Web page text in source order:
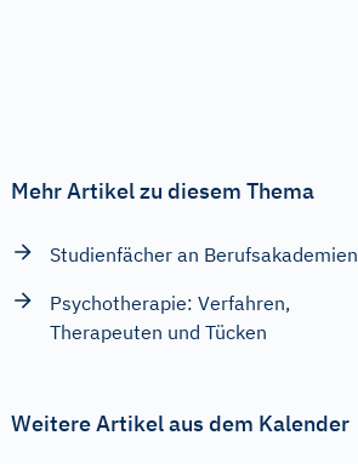
Mehr Artikel zu diesem Thema
Studienfächer an Berufsakademien
Psychotherapie: Verfahren,
Therapeuten und Tücken
Weitere Artikel aus dem Kalender